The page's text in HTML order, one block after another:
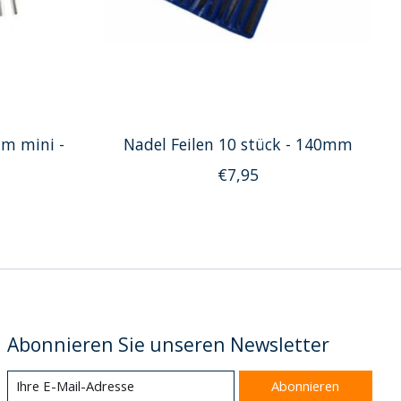
mini -
Nadel Feilen 10 stück - 140mm
€7,95
Abonnieren Sie unseren Newsletter
Abonnieren